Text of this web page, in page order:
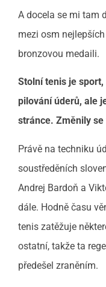
A docela se mi tam
mezi osm
bronzovou medaili.
Stolní tenis je
pilování úderů, ale
stránce. Změnily
Právě na techniku
soustředěních
Andrej Bardoň a
dále. Hodně času
tenis zatěžuje
ostatní, takže ta
předešel zraněním.